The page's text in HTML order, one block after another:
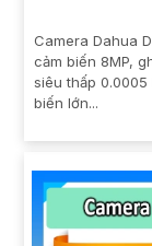
Camera Dahua
cảm biến 8MP,
siêu thấp 0.0005
biến lớn...